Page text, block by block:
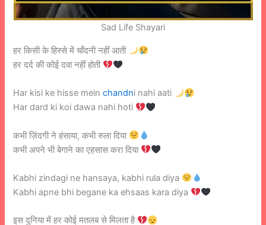
Sad Life Shayari
हर किसी के हिस्से में चाँदनी नहीं आती
हर दर्द की कोई दवा नहीं होती
Har kisi ke hisse meinchandni nahi aati
Har dard ki koi dawa nahi hoti
कभी ज़िंदगी ने हंसाया, कभी रुला दिया
कभी अपने भी बेगाने का एहसास करा दिया
Kabhi zindagi ne hansaya, kabhi rula diya
Kabhi apne bhi begane ka ehsaas kara diya
इस दुनिया में हर कोई मतलब से मिलता है